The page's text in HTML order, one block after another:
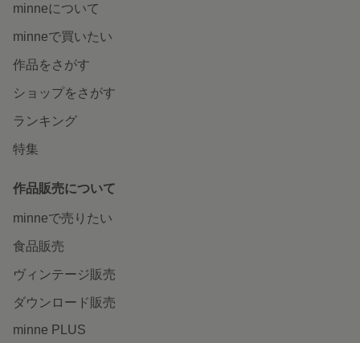
minneについて
minneで買いたい
作品をさがす
ショップをさがす
ランキング
特集
作品販売について
minneで売りたい
食品販売
ヴィンテージ販売
ダウンロード販売
minne PLUS